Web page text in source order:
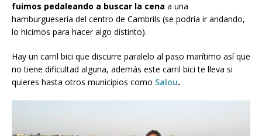
fuimos pedaleando a buscar la cena a una
hamburguesería del centro de Cambrils (se podría ir andando,
lo hicimos para hacer algo distinto).
Hay un carril bici que discurre paralelo al paso marítimo así que
no tiene dificultad alguna, además este carril bici te lleva si
quieres hasta otros municipios como Salou.